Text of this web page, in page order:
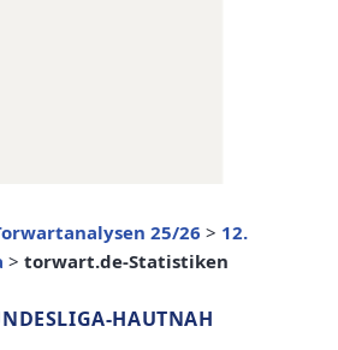
25/26 > 12.
> torwart.de-Statistiken
HAUTNAH